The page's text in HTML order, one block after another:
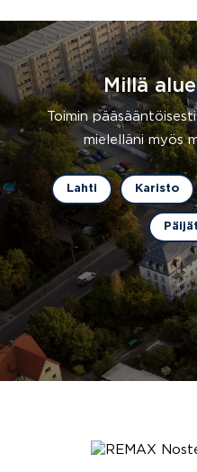
Millä
Toimin
mielelläni myös
Lahti Karisto